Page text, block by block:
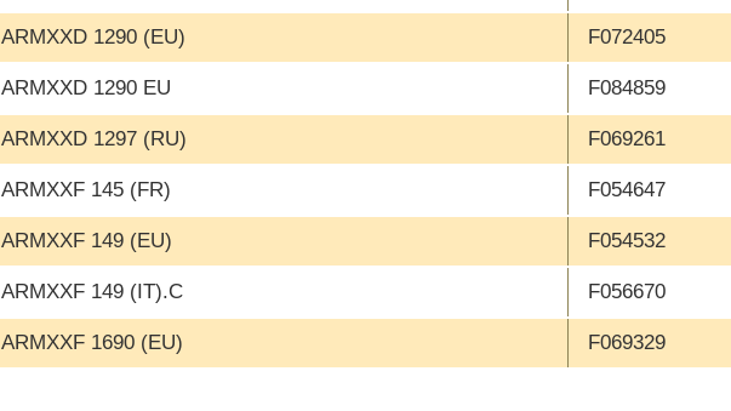
ARMXXD 1290 (EU) F072405
ARMXXD 1290 EU F084859
ARMXXD 1297 (RU) F069261
ARMXXF 145 (FR) F054647
ARMXXF 149 (EU) F054532
ARMXXF 149 (IT).C F056670
ARMXXF 1690 (EU) F069329